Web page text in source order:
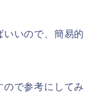
いので、簡易的
で参考にしてみ